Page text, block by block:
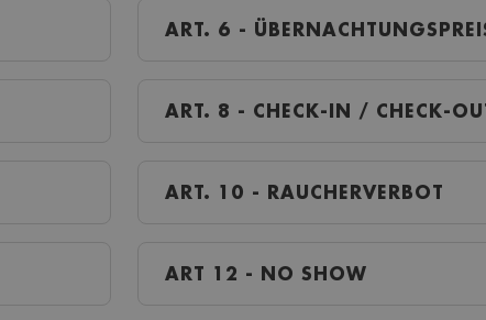
ART. 6 -
ART. 8 - CHECK-IN / CHECK-
ART. 10 - RAUCHERVERBOT
ART 12 - NO SHOW